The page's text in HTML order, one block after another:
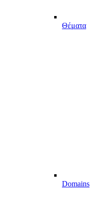
Θέματα
Domains